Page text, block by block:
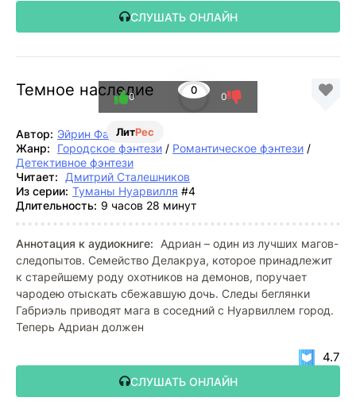
СЛУШАТЬ ОНЛАЙН
Темное наследие
ЛитРес
0
0 0
Автор: Эйрин Фаррон
Жанр:
Городское фэнтези / Романтическое фэнтези /
Детективное фэнтези
Читает:
Дмитрий Сталешников
Из серии: Туманы Нуарвилля #4
Длительность: 9 часов 28 минут
Аннотация к аудиокниге:
Адриан – один из лучших магов-
следопытов. Семейство Делакруа, которое принадлежит
к старейшему роду охотников на демонов, поручает
чародею отыскать сбежавшую дочь. Следы беглянки
Габриэль приводят мага в соседний с Нуарвиллем город.
Теперь Адриан должен
СЛУШАТЬ ОНЛАЙН
4.7